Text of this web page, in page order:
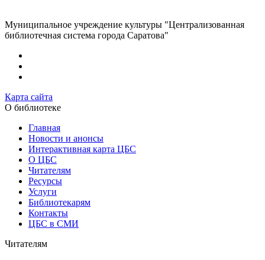
Муниципальное учреждение культуры "Централизованная
библиотечная система города Саратова"
Карта сайта
О библиотеке
Главная
Новости и анонсы
Интерактивная карта ЦБС
О ЦБС
Читателям
Ресурсы
Услуги
Библиотекарям
Контакты
ЦБС в СМИ
Читателям